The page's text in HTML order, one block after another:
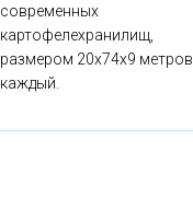
современных
картофелехранилищ,
размером 20x74x9 метров
каждый.